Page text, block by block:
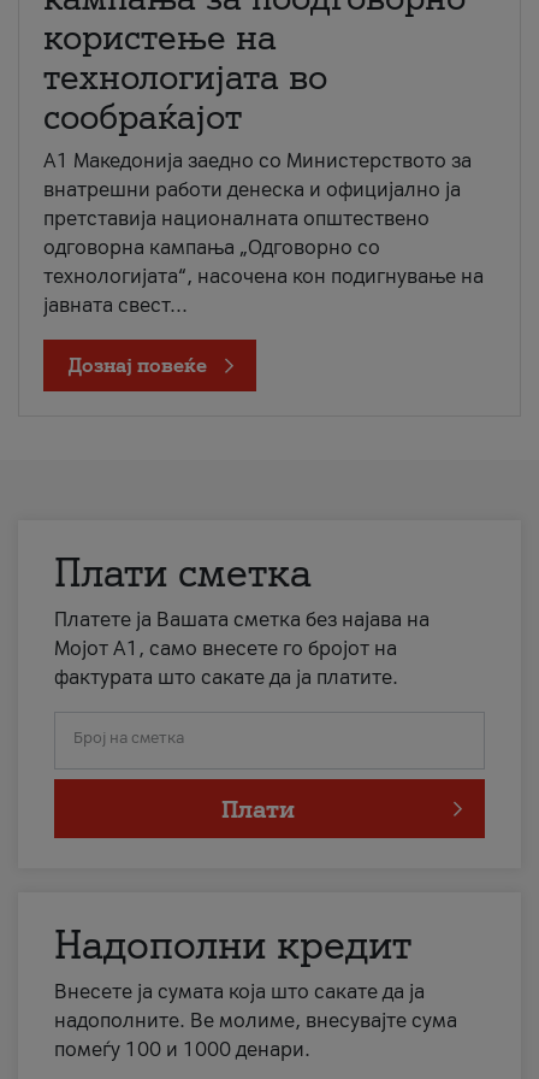
користење на
технологијата во
сообраќајот
A1 Македонија заедно со Министерството за
внатрешни работи денеска и официјално ја
претставија националната општествено
одговорна кампања „Одговорно со
технологијата“, насочена кон подигнување на
јавната свест...
Дознај повеќе
Плати сметка
Платете ја Вашата сметка без најава на
Мојот А1, само внесете го бројот на
фактурата што сакате да ја платите.
Број на сметка
Плати
Надополни кредит
Внесете ја сумата која што сакате да ја
надополните. Ве молиме, внесувајте сума
помеѓу 100 и 1000 денари.